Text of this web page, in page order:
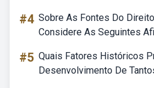
#4 Sobre As Fontes Do
Considere As Seguintes
#5 Quais Fatores Históricos
Desenvolvimento De